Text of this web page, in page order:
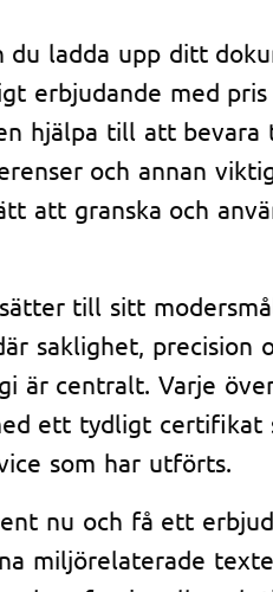
du ladda upp ditt
erbjudande med pris
hjälpa till att bevara
och annan
att granska och
till sitt
saklighet, precision
är centralt. Varje
ett tydligt certifikat
som har utförts.
nu och få ett
miljörelaterade